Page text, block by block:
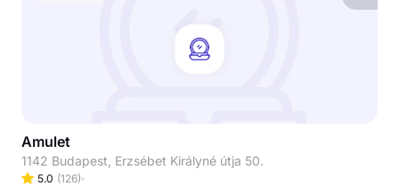
Amulet
1142 Budapest, Erzsébet Királyné útja 50.
5.0 (126)